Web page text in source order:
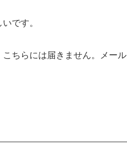
です。
ちらには届きません。メール